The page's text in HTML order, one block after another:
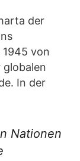
der
von
globalen
In der
Nationen